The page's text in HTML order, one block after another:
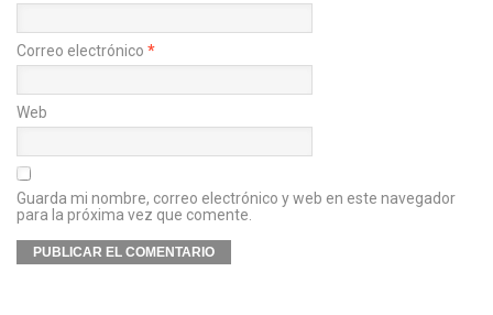
Correo electrónico *
Web
Guarda mi nombre, correo electrónico y web en este navegador
para la próxima vez que comente.